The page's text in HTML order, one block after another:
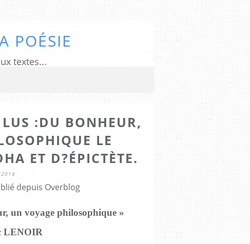
POÉSIE
textes...
:DU BONHEUR,
LE
ET D?ÉPICTÈTE.
depuis Overblog
un voyage philosophique »
LENOIR